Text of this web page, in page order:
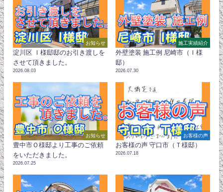
お知らせ
淀川区 Ｉ様邸邸のお引き渡しを
させて頂きました。
2026.08.03
施工実績紹介
外壁塗装 施工例 尼崎市（Ｉ様
邸）
2026.07.30
お知らせ
豊中市Ｏ様邸より工事のご依頼
をいただきました。
2026.07.25
お客様の声
お客様の声 守口市（Ｔ様邸）
2026.07.18